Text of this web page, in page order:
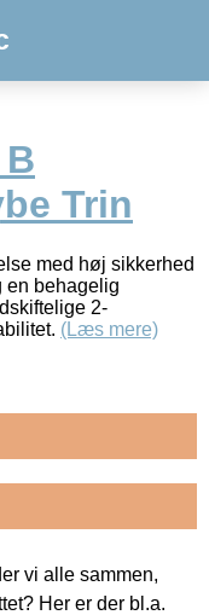
Trin
med høj sikkerhed
en behagelig
2-
(Læs mere)
vi alle sammen,
Her er der bl.a.